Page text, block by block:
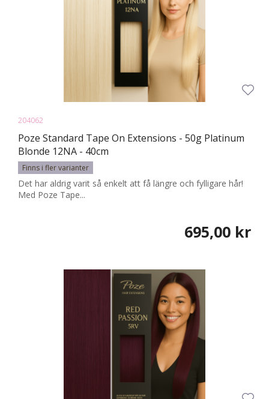
204062
Poze Standard Tape On Extensions - 50g Platinum
Blonde 12NA - 40cm
Finns i fler varianter
Det har aldrig varit så enkelt att få längre och fylligare hår!
Med Poze Tape...
695,00 kr